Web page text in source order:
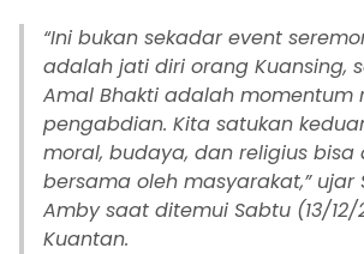
“Ini bukan sekadar event
adalah jati diri orang Kuansing,
Amal Bhakti adalah momentum
pengabdian. Kita satukan
moral, budaya, dan religius bisa
bersama oleh masyarakat,” ujar
Amby saat ditemui Sabtu (13/12/
Kuantan.